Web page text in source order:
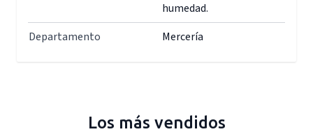
humedad.
Departamento
Mercería
Los más vendidos